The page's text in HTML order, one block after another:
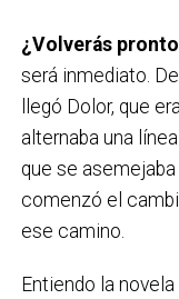
¿Volverás
será inmediato.
llegó Dolor, que
alternaba una
que se
comenzó el
ese camino.
Entiendo la